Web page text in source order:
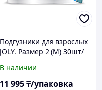
Подгузники для взрослых
JOLY. Размер 2 (M) 30шт/
В наличии
11 995₸/упаковка